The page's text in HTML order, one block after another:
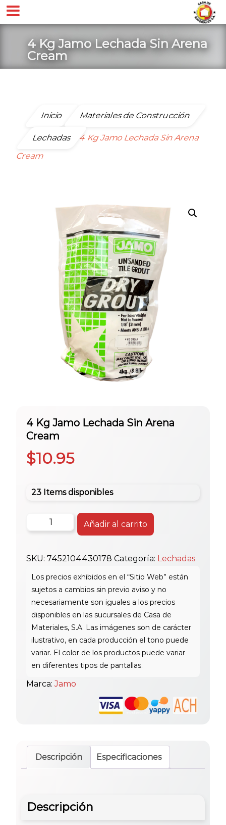
4 Kg Jamo Lechada Sin Arena
Cream
Inicio Materiales de Construcción
Lechadas
4 Kg Jamo Lechada Sin Arena
Cream
4 Kg Jamo Lechada Sin Arena
Cream
$10.95
23 Items disponibles
Kg
Lechada
Sin
Arena
Cream
cantidad
Añadir al carrito
SKU: 7452104430178 Categoría: Lechadas
Marca:Jamo
Descripción Especificaciones
Descripción